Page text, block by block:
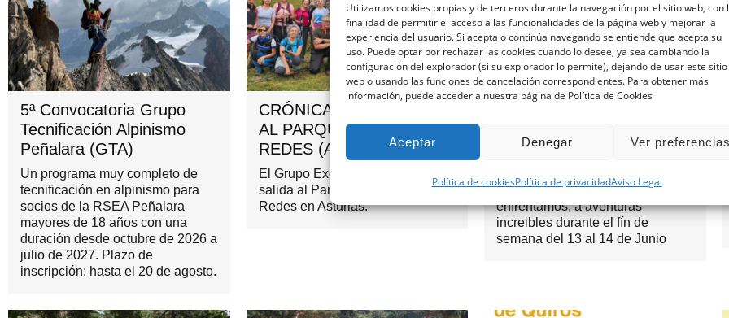
Utilizamos cookies propias y de terceros durante la navegación por el sitio web, con
finalidad de permitir el acceso a las funcionalidades de la página web y mejorar la
experiencia del usuario. Si acepta o continúa navegando se entiende que acepta su
uso. Puede optar por rechazar las cookies cuando lo desee, ya sea cambiando la
configuración del explorador (si su explorador lo permite), dejando de usar este sitio
web o usando las funciones de cancelación correspondientes. Para obtener más
información, puede acceder a nuestra página de Política de Cookies
Aceptar Denegar Ver
Política de cookiesPolítica de privacidadAviso Legal
5ª Convocatoria Grupo
Tecnificación Alpinismo
Peñalara (GTA)
Un programa muy completo de
tecnificación en alpinismo para
socios de la RSEA Peñalara
mayores de 18 años con una
duración desde octubre de 2026 a
julio de 2027. Plazo de
inscripción: hasta el 20 de agosto.
CRÓNICA DE LA SALIDA
AL PARQUE NATURAL DE
REDES (ASTURIAS).
El Grupo Excursionista en su
salida al Parque Natural de
Redes en Asturias.
BRAÑOSERA
(Palencia) 22 peñalaros nos
enfrentamos, a aventuras
increibles durante el fín de
semana del 13 al 14 de Junio